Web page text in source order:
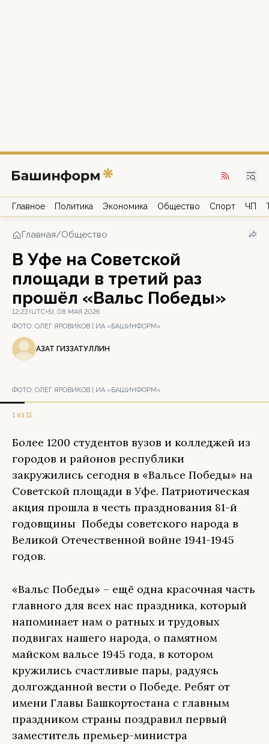
Главное Политика Экономика Общество Спорт ЧП
Главная/Общество
В Уфе на Советской
площади в третий раз
прошёл «Вальс Победы»
12:23 (UTC+5), 08 МАЯ 2026
ФОТО: ОЛЕГ ЯРОВИКОВ | ИА «БАШИНФОРМ»
АЗАТ ГИЗЗАТУЛЛИН
ФОТО: ОЛЕГ ЯРОВИКОВ | ИА «БАШИНФОРМ»
1 из 11
Более 1200 студентов вузов и колледжей из
городов и районов республики
закружились сегодня в «Вальсе Победы» на
Советской площади в Уфе. Патриотическая
акция прошла в честь празднования 81-й
годовщины Победы советского народа в
Великой Отечественной войне 1941-1945
годов.
«Вальс Победы» – ещё одна красочная часть
главного для всех нас праздника, который
напоминает нам о ратных и трудовых
подвигах нашего народа, о памятном
майском вальсе 1945 года, в котором
кружились счастливые пары, радуясь
долгожданной вести о Победе. Ребят от
имени Главы Башкортостана с главным
праздником страны поздравил первый
заместитель премьер-министра